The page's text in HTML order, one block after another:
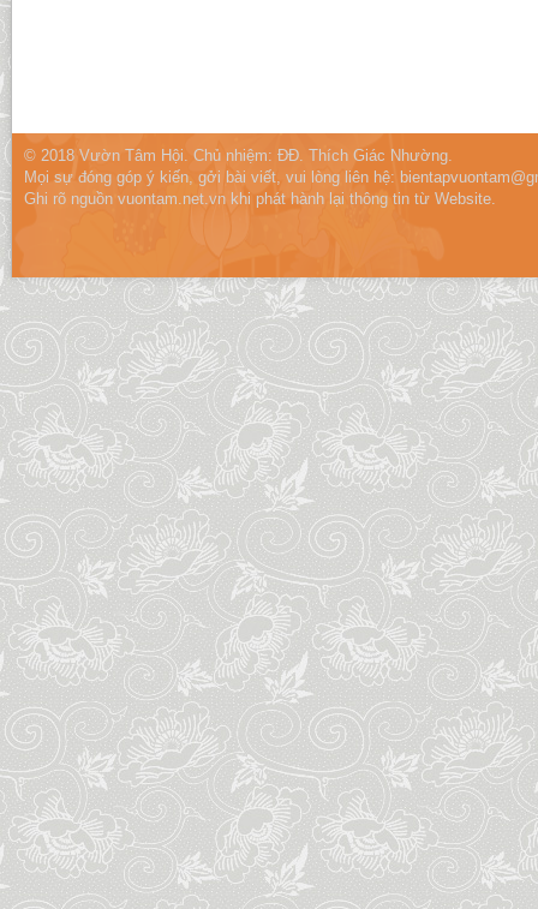
© 2018 Vườn Tâm Hội. Chủ nhiệm: ĐĐ. Thích Giác Nhường.
Mọi sự đóng góp ý kiến, gởi bài viết, vui lòng liên hệ:
Ghi rõ nguồn vuontam.net.vn khi phát hành lại thông tin từ Website.